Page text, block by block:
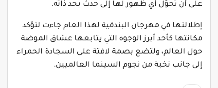
على أن تحوّل أي ظهور لها إلى حدث بحد ذاته.
إطلالتها في مهرجان البندقية لهذا العام جاءت لتؤكد
مكانتها كأحد أبرز الوجوه التي يتابعها عشاق الموضة
حول العالم، ولتضع بصمة لافتة على السجادة الحمراء
إلى جانب نخبة من نجوم السينما العالميين.